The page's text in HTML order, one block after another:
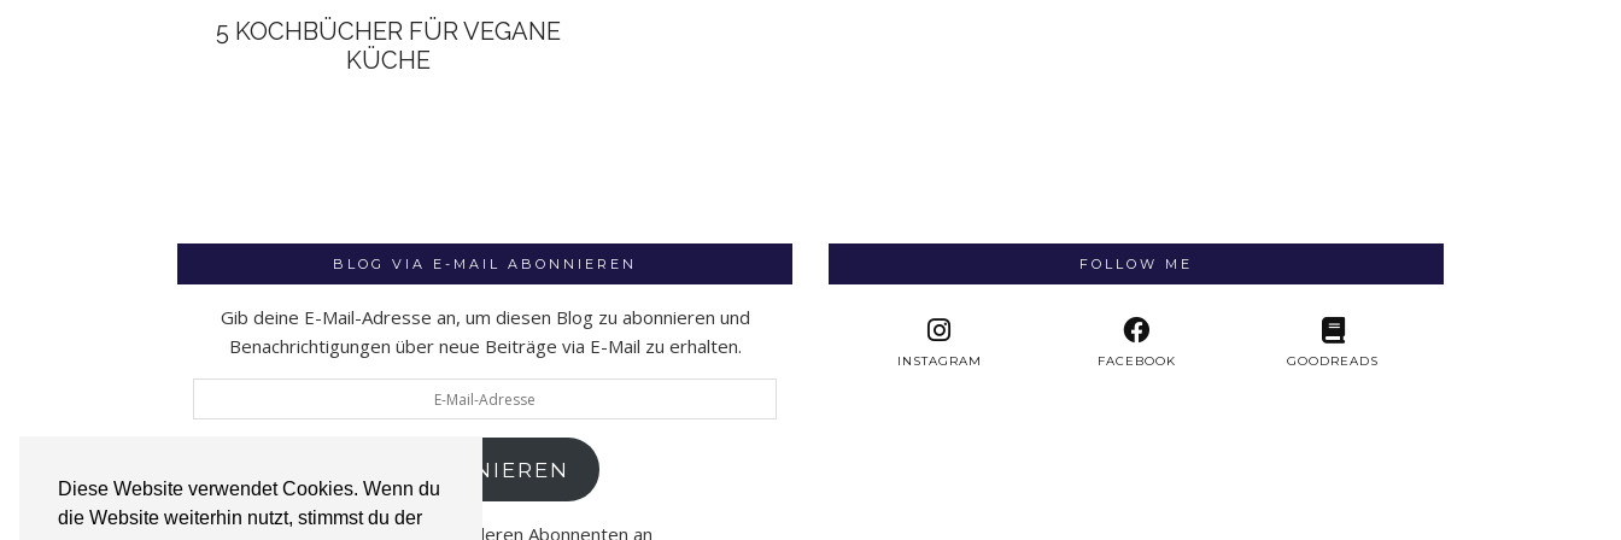
Diese Website verwendet Cookies. Wenn du
die Website weiterhin nutzt, stimmst du der
5 KOCHBÜCHER FÜR VEGANE
KÜCHE
BLOG VIA E-MAIL ABONNIEREN
Gib deine E-Mail-Adresse an, um diesen Blog zu abonnieren und
Benachrichtigungen über neue Beiträge via E-Mail zu erhalten.
Mail-
ABONNIEREN
Schließe dich 52 anderen Abonnenten an
FOLLOW ME
INSTAGRAM FACEBOOK GOODREADS